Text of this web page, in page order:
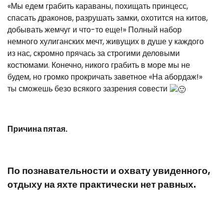
«Мы едем грабить караваны, похищать принцесс,
спасать драконов, разрушать замки, охотится на китов,
добывать жемчуг и что-то еще!» Полный набор
немного хулиганских мечт, живущих в душе у каждого
из нас, скромно прячась за строгими деловыми
костюмами. Конечно, никого грабить в море мы не
будем, но громко прокричать заветное «На абордаж!»
ты сможешь безо всякого зазрения совести
Причина пятая.
По познавательности и охвату увиденного,
отдыху на яхте практически нет равных.